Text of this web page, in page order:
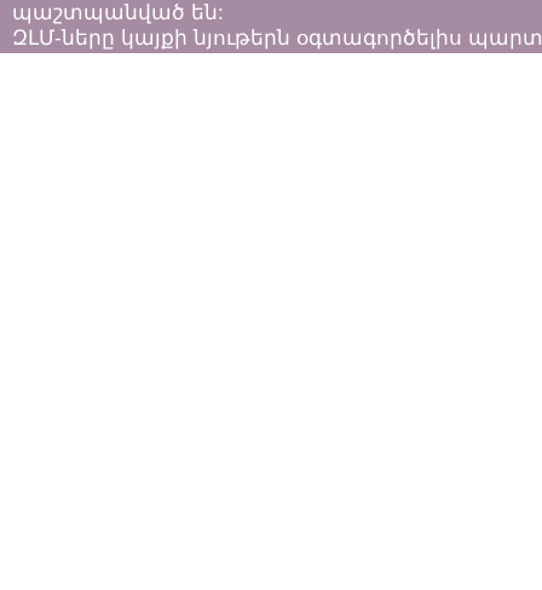
պաշտպանված են:
ԶԼՄ-ները կայքի նյութերն օգտագործելիս